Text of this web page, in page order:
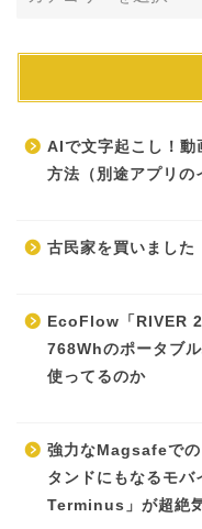
AIで文字起こし！動
方法（別途アプリの
古民家を買いました
EcoFlow「RIVER
768Whのポータブ
使ってるのか
強力なMagsafeでの
タンドにもなるモ
Terminus」が超絶